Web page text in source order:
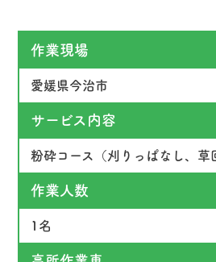
作業現場
愛媛県今治市
サービス内容
粉砕コース（刈りっぱなし、草
作業人数
1名